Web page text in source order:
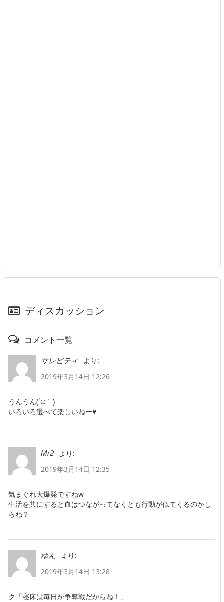
ディスカッション
コメント一覧
サレビティ
より:
2019年3月14日 12:26
うんうん(´ω｀)
いろいろ選べて楽しいねー♥
Mr2
より:
2019年3月14日 12:35
気まぐれ大爆発ですねw
生活を共にすると血はつながってなくとも行動が似てくるのかし
らね？
ゆん
より:
2019年3月14日 13:28
ク「寝床は毎日が争奪戦だからね！」